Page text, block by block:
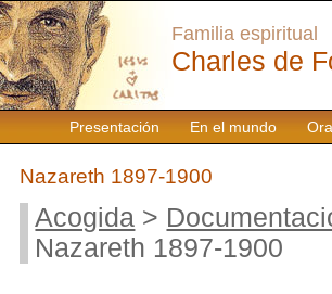
Presentación En el mundo
Familia espiritual
Charles de
Nazareth 1897-1900
Acogida >
Nazareth 1897-1900